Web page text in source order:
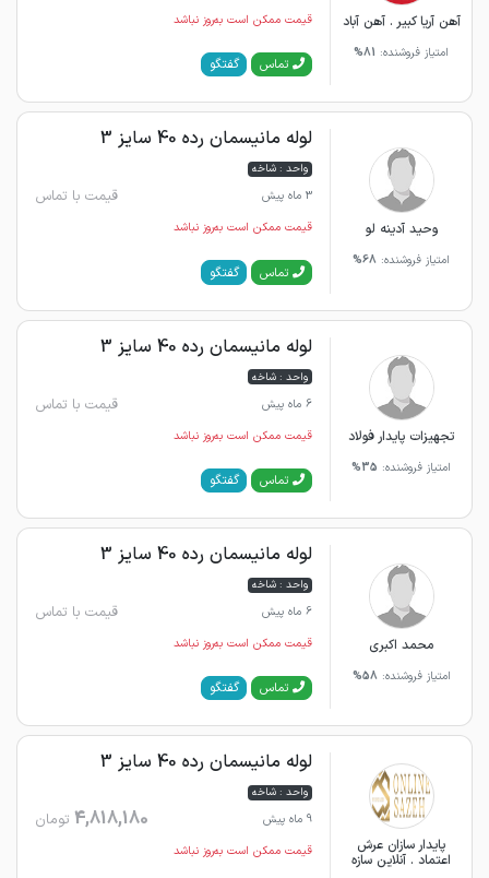
آهن آریا کبیر . آهن آباد
امتیاز فروشنده: 81%
قیمت ممکن است به‌روز نباشد
تماس گفتگو
وحید آدینه لو
امتیاز فروشنده: 68%
لوله مانیسمان رده 40 سایز 3
واحد : شاخه
3 ماه پیش
قیمت با تماس
قیمت ممکن است به‌روز نباشد
تماس گفتگو
تجهیزات پایدار فولاد
امتیاز فروشنده: 35%
لوله مانیسمان رده 40 سایز 3
واحد : شاخه
6 ماه پیش
قیمت با تماس
قیمت ممکن است به‌روز نباشد
تماس گفتگو
محمد اکبری
امتیاز فروشنده: 58%
لوله مانیسمان رده 40 سایز 3
واحد : شاخه
6 ماه پیش
قیمت با تماس
قیمت ممکن است به‌روز نباشد
تماس گفتگو
پایدار سازان عرش
اعتماد . آنلاین سازه
لوله مانیسمان رده 40 سایز 3
واحد : شاخه
9 ماه پیش
4,818,180 تومان
قیمت ممکن است به‌روز نباشد